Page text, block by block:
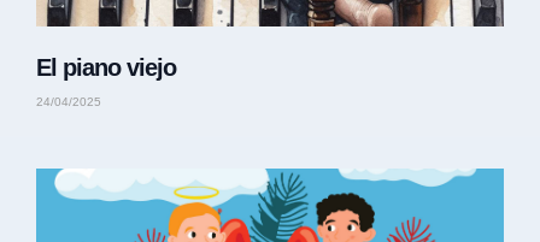
El piano viejo
24/04/2025